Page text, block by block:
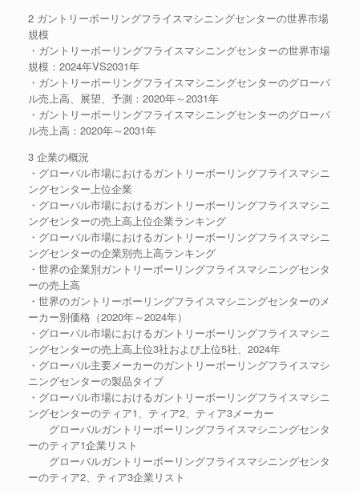
2 ガントリーボーリングフライスマシニングセンターの世界市場
規模
・ガントリーボーリングフライスマシニングセンターの世界市場
規模：2024年VS2031年
・ガントリーボーリングフライスマシニングセンターのグローバ
ル売上高、展望、予測：2020年～2031年
・ガントリーボーリングフライスマシニングセンターのグローバ
ル売上高：2020年～2031年
3 企業の概況
・グローバル市場におけるガントリーボーリングフライスマシニ
ングセンター上位企業
・グローバル市場におけるガントリーボーリングフライスマシニ
ングセンターの売上高上位企業ランキング
・グローバル市場におけるガントリーボーリングフライスマシニ
ングセンターの企業別売上高ランキング
・世界の企業別ガントリーボーリングフライスマシニングセンタ
ーの売上高
・世界のガントリーボーリングフライスマシニングセンターのメ
ーカー別価格（2020年～2024年）
・グローバル市場におけるガントリーボーリングフライスマシニ
ングセンターの売上高上位3社および上位5社、2024年
・グローバル主要メーカーのガントリーボーリングフライスマシ
ニングセンターの製品タイプ
・グローバル市場におけるガントリーボーリングフライスマシニ
ングセンターのティア1、ティア2、ティア3メーカー
グローバルガントリーボーリングフライスマシニングセンタ
ーのティア1企業リスト
グローバルガントリーボーリングフライスマシニングセンタ
ーのティア2、ティア3企業リスト